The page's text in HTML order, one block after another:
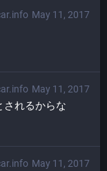
May 11, 2017
May 11, 2017
されるからな
May 11, 2017